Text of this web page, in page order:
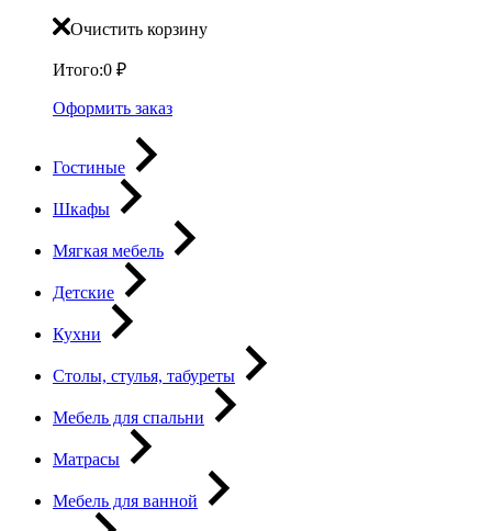
Очистить корзину
Итого:0 ₽
Оформить заказ
Гостиные
Шкафы
Мягкая мебель
Детские
Кухни
Столы, стулья, табуреты
Мебель для спальни
Матрасы
Мебель для ванной